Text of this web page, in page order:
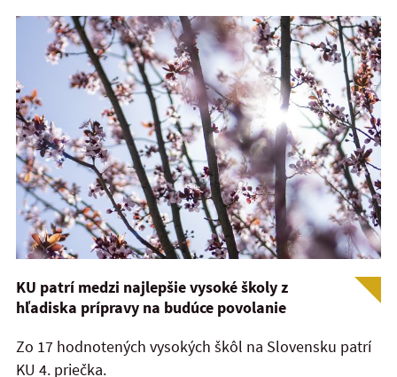
KU patrí medzi najlepšie vysoké školy z
hľadiska prípravy na budúce povolanie
Zo 17 hodnotených vysokých škôl na Slovensku patrí
KU 4. priečka.